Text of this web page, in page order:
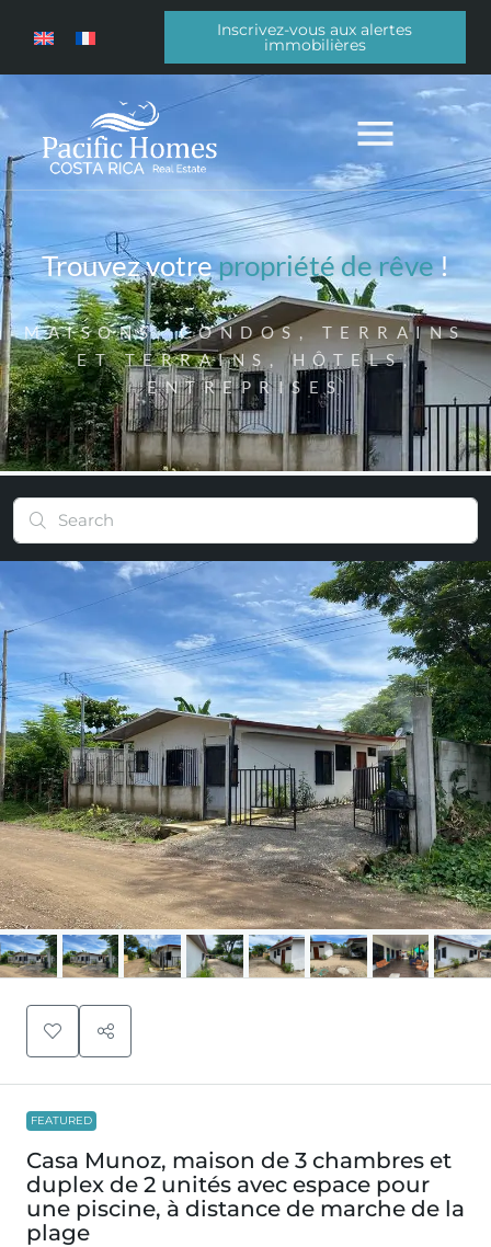
Inscrivez-vous aux alertes
immobilières
Trouvez votrepropriété de rêve!
MAISONS, CONDOS, TERRAINS
ET TERRAINS, HÔTELS,
ENTREPRISES
FEATURED
Casa Munoz, maison de 3 chambres et
duplex de 2 unités avec espace pour
une piscine, à distance de marche de la
plage